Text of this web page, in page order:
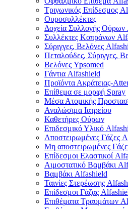
Τριγωνικός Επίδεσμος
Ουροσυλλέκτες
Δοχεία Συλλογής Ούρων
Συλλέκτες Κοπράνων
Σύριγγες, Βελόνες
Πεταλούδες, Σύριγγες,
Βελόνες Ypsomed
Γάντια Alfashield
Προϊόντα Ακράτειας-
Επίθεμα σε μορφή Spray
Μέσα Ατομικής
Αναλώσιμα Ιατρείου
Καθετήρες Ούρων
Επιδεσμικό Υλικό
Αποστειρωμένες Γάζες
Μη αποστειρωμένες
Επίδεσμοι Ελαστικοί
Αιμοστατικό Βαμβάκι
Βαμβάκι Alfashield
Ταινίες Στερέωσης
Επίδεσμοι Γάζας
Επιθέματα Τραυμάτων